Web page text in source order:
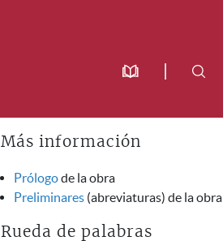
Más información
Prólogode la obra
Preliminares (abreviaturas) de la obra
Rueda de palabras